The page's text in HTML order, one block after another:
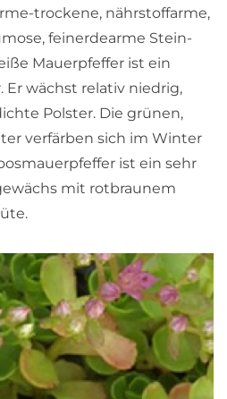
trockene, nährstoffarme,
feinerdearme Stein-
Mauerpfeffer ist ein
wächst relativ niedrig,
Polster. Die grünen,
verfärben sich im Winter
ist ein sehr
mit rotbraunem